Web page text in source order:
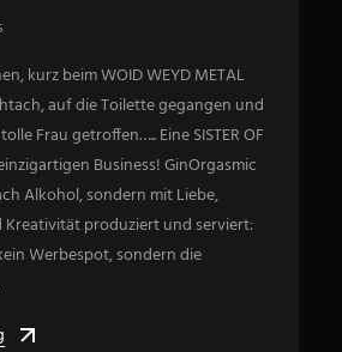
kurz beim WOID WEYD METAL
auf die Toilette gegangen und
Frau getroffen….. Eine SISTER OF
Business! GinOrgasmic
Alkohol, sondern mit Liebe,
produziert und serviert:
Werbespot, sondern die